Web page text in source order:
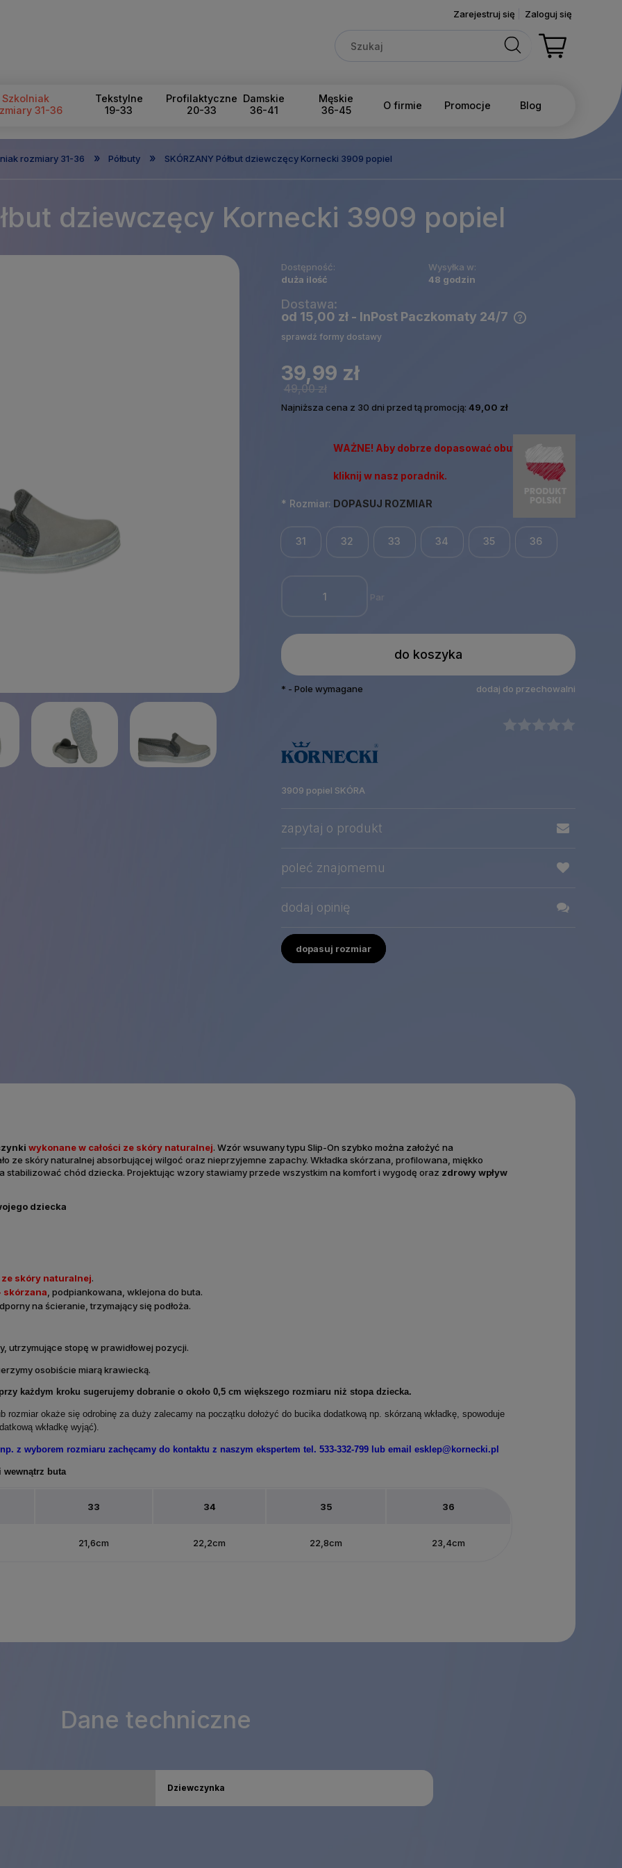
Zarejestruj się Zaloguj się
Szkolniak
31-36
Tekstylne
19-33
Profilaktyczne
20-33
Damskie
36-41
Męskie
36-45
O firmie Promocje Blog
rozmiary 31-36 » Półbuty » SKÓRZANY Półbut dziewczęcy Kornecki 3909 popiel
dziewczęcy Kornecki 3909 popiel
Dostępność:
duża ilość
Wysyłka w:
48 godzin
Dostawa:
od 15,00 zł - InPost Paczkomaty 24/7
sprawdź formy dostawy
39,99 zł
49,00 zł
Najniższa cena z 30 dni przed tą promocją:49,00 zł
* Rozmiar:
WAŻNE! Aby dobrze dopasować obuwie
kliknij w nasz poradnik.
DOPASUJ ROZMIAR
31 32 33 34 35 36
Par
do koszyka
dodaj do przechowalni
* - Pole wymagane
3909 popiel SKÓRA
zapytaj o produkt
poleć znajomemu
dodaj opinię
dopasuj rozmiar
wykonane w całości ze skóry naturalnej. Wzór wsuwany typu Slip-On szybko można założyć na
ze skóry naturalnej absorbującej wilgoć oraz nieprzyjemne zapachy. Wkładka skórzana, profilowana, miękko
stabilizować chód dziecka. Projektując wzory stawiamy przede wszystkim na komfort i wygodę oraz zdrowy wpływ
dziecka
ze skóry naturalnej.
skórzana , podpiankowana, wklejona do buta.
na ścieranie, trzymający się podłoża.
utrzymujące stopę w prawidłowej pozycji.
osobiście miarą krawiecką.
każdym kroku sugerujemy dobranie o około 0,5 cm większego rozmiaru niż stopa dziecka.
okaże się odrobinę za duży zalecamy na początku dołożyć do bucika dodatkową np. skórzaną wkładkę, spowoduje
wkładkę wyjąć).
z wyborem rozmiaru zachęcamy do kontaktu z naszym ekspertem tel. 533-332-799 lub email esklep@kornecki.pl
wewnątrz buta
33 34 35 36
21,6cm 22,2cm 22,8cm 23,4cm
Dane techniczne
Dziewczynka